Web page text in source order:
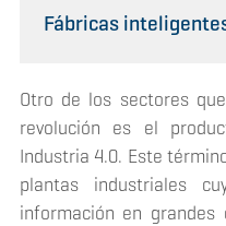
Fábricas
Otro de los sectores
revolución es el
Industria 4.0. Este
plantas industriales
información en